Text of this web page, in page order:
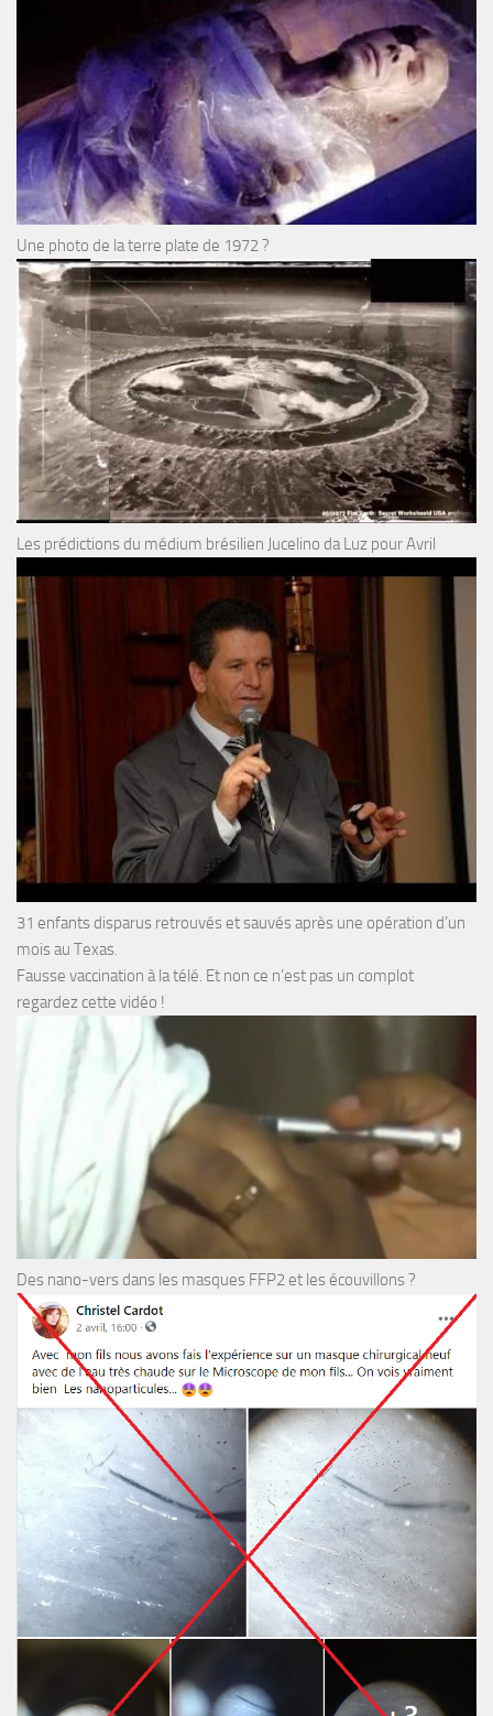
Une photo de la terre plate de 1972 ?
Les prédictions du médium brésilien Jucelino da Luz pour Avril
31 enfants disparus retrouvés et sauvés après une opération d’un
mois au Texas.
Fausse vaccination à la télé. Et non ce n’est pas un complot
regardez cette vidéo !
Des nano-vers dans les masques FFP2 et les écouvillons ?